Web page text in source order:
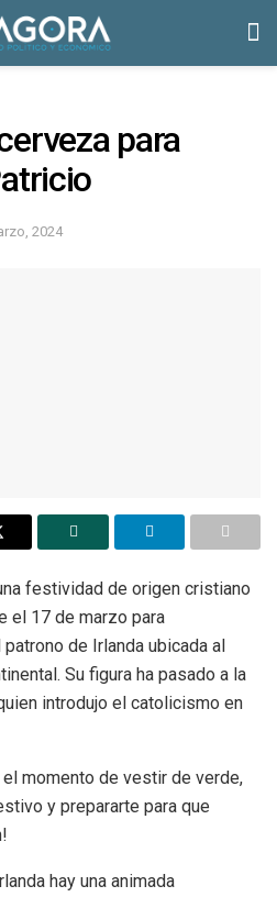
para
2024
festividad de origen cristiano
el 17 de marzo para
de Irlanda ubicada al
Su figura ha pasado a la
introdujo el catolicismo en
el momento de vestir de verde,
y prepararte para que
hay una animada